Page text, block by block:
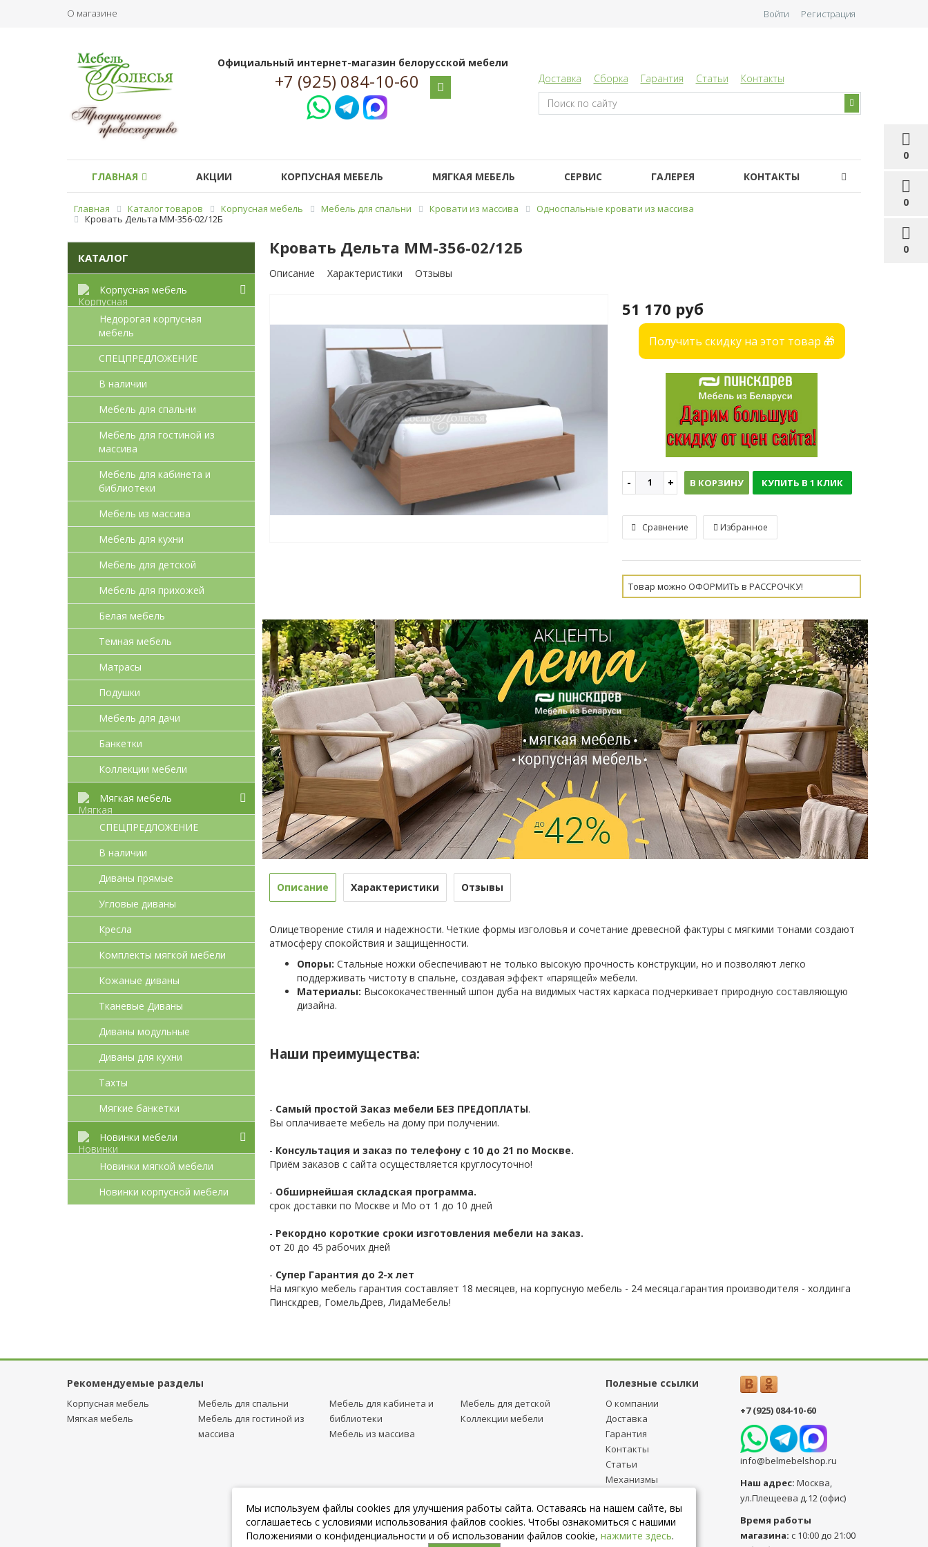
О магазине
0
0
0
Войти Регистрация
Официальный интернет-магазин белорусской мебели
+7 (925) 084-10-60 Доставка Сборка Гарантия Статьи Контакты
ГЛАВНАЯ АКЦИИ КОРПУСНАЯ МЕБЕЛЬ МЯГКАЯ МЕБЕЛЬ СЕРВИС ГАЛЕРЕЯ КОНТАКТЫ
Главная Каталог товаров Корпусная мебель Мебель для спальни Кровати из массива
Односпальные кровати из массива
Кровать Дельта ММ-356-02/12Б
КАТАЛОГ
Корпусная мебель
Недорогая корпусная
мебель
СПЕЦПРЕДЛОЖЕНИЕ
В наличии
Мебель для спальни
Мебель для гостиной из
массива
Мебель для кабинета и
библиотеки
Мебель из массива
Мебель для кухни
Мебель для детcкой
Мебель для прихожей
Белая мебель
Темная мебель
Матрасы
Подушки
Мебель для дачи
Банкетки
Коллекции мебели
Мягкая мебель
СПЕЦПРЕДЛОЖЕНИЕ
В наличии
Диваны прямые
Угловые диваны
Кресла
Комплекты мягкой мебели
Кожаные диваны
Тканевые Диваны
Диваны модульные
Диваны для кухни
Тахты
Мягкие банкетки
Новинки мебели
Новинки мягкой мебели
Новинки корпусной мебели
Кровать Дельта ММ-356-02/12Б
Описание Характеристики Отзывы
51 170 руб
Получить скидку на этот товар 🎁
В КОРЗИНУ КУПИТЬ В 1 КЛИК
Сравнение Избранное
Товар можно ОФОРМИТЬ в РАССРОЧКУ!
Описание Характеристики Отзывы
Олицетворение стиля и надежности. Четкие формы изголовья и сочетание древесной фактуры с мягкими тонами создают
атмосферу спокойствия и защищенности.
Опоры: Стальные ножки обеспечивают не только высокую прочность конструкции, но и позволяют легко
поддерживать чистоту в спальне, создавая эффект «парящей» мебели.
Материалы: Высококачественный шпон дуба на видимых частях каркаса подчеркивает природную составляющую
дизайна.
Наши преимущества:
- Самый простой Заказ мебели БЕЗ ПРЕДОПЛАТЫ.
Вы оплачиваете мебель на дому при получении.
- Консультация и заказ по телефону с 10 до 21 по Москве.
Приём заказов с сайта осуществляется круглосуточно!
- Обширнейшая складская программа.
срок доставки по Москве и Мо от 1 до 10 дней
- Рекордно короткие сроки изготовления мебели на заказ.
от 20 до 45 рабочих дней
- Супер Гарантия до 2-х лет
На мягкую мебель гарантия составляет 18 месяцев, на корпусную мебель - 24 месяца.гарантия производителя - холдинга
Пинскдрев, ГомельДрев, ЛидаМебель!
Рекомендуемые разделы Полезные ссылки
Корпусная мебель
Мягкая мебель
Мебель для спальни
Мебель для гостиной из
массива
Мебель для кабинета и
библиотеки
Мебель из массива
Мебель для детcкой
Коллекции мебели
О компании
Доставка
Гарантия
Контакты
Статьи
Механизмы
Публичная оферта
+7 (925) 084-10-60
info@belmebelshop.ru
Наш адрес: Москва
ул.Плещеева д.12 (офис)
Время работы
магазина: с 10:00 до 21:00
Мы используем файлы cookies для улучшения работы сайта. Оставаясь на нашем сайте, вы
соглашаетесь с условиями использования файлов cookies. Чтобы ознакомиться с нашими
Положениями о конфиденциальности и об использовании файлов cookie, нажмите здесь.